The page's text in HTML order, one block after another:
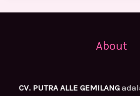
About
CV. PUTRA ALLE GEMILANG